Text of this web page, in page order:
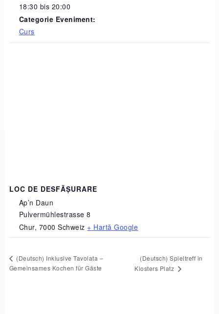
18:30 bis 20:00
Categorie Eveniment:
Curs
LOC DE DESFĂȘURARE
Ap’n Daun
Pulvermühlestrasse 8
Chur, 7000 Schweiz + Hartă Google
(Deutsch) Inklusive Tavolata –
Gemeinsames Kochen für Gäste
(Deutsch) Spieltreff in
Klosters Platz